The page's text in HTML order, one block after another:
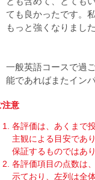
ても良かったです。
もっと強くなりました
一般英語コースで過
能であればまたイン
注意
各評価は、あくまで
主観による目安であ
保証するものではあ
各評価項目の点数は
示ており、左列は全